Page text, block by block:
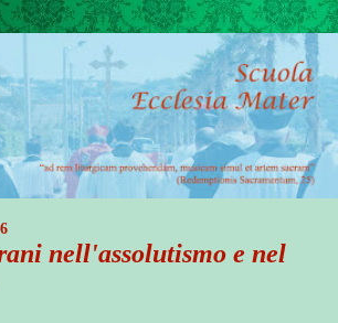
nell'assolutismo e nel